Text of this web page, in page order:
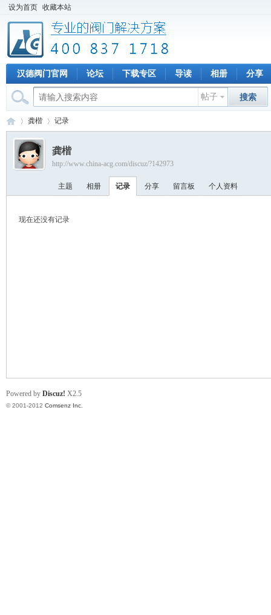
设为首页 收藏本站
汉德阀门官网 论坛 下载专区 导读 相册 分享
帖子 搜索
›
龚楷
›
记录
龚楷
http://www.china-acg.com/discuz/?142973
主题 相册 记录 分享 留言板 个人资料
现在还没有记录
Powered by Discuz! X2.5
© 2001-2012 Comsenz Inc.